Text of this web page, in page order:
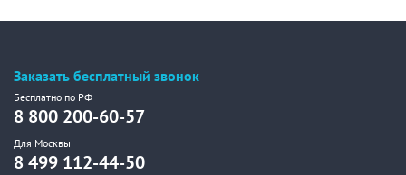
Заказать бесплатный звонок
Бесплатно по РФ
8 800 200-60-57
Для Москвы
8 499 112-44-50